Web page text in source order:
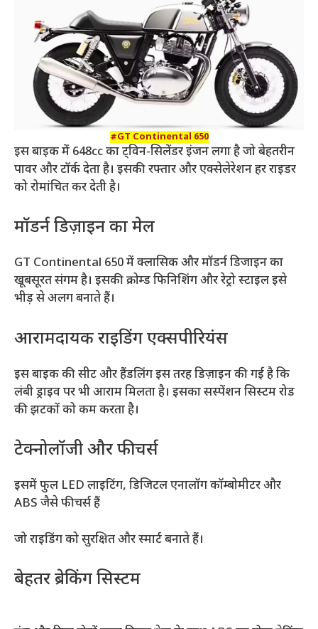
#GT Continental 650
इस बाइक में 648cc का ट्विन-सिलेंडर इंजन लगा है जो बेहतरीन
पावर और टॉर्क देता है। इसकी रफ्तार और एक्सेलेरेशन हर राइडर
को रोमांचित कर देती है।
मॉडर्न डिज़ाइन का मेल
GT Continental 650 में क्लासिक और मॉडर्न डिजाइन का
खूबसूरत संगम है। इसकी क्रोम्ड फिनिशिंग और रेट्रो स्टाइल इसे
भीड़ से अलग बनाते हैं।
आरामदायक राइडिंग एक्सपीरियंस
इस बाइक की सीट और हैंडलिंग इस तरह डिज़ाइन की गई है कि
लंबी ड्राइव पर भी आराम मिलता है। इसका सस्पेंशन सिस्टम रोड
की झटकों को कम करता है।
टेक्नोलॉजी और फीचर्स
इसमें फुल LED लाइटिंग, डिजिटल एनालॉग कॉम्बोमीटर और
ABS जैसे फीचर्स हैं
जो राइडिंग को सुरक्षित और स्मार्ट बनाते हैं।
बेहतर ब्रेकिंग सिस्टम